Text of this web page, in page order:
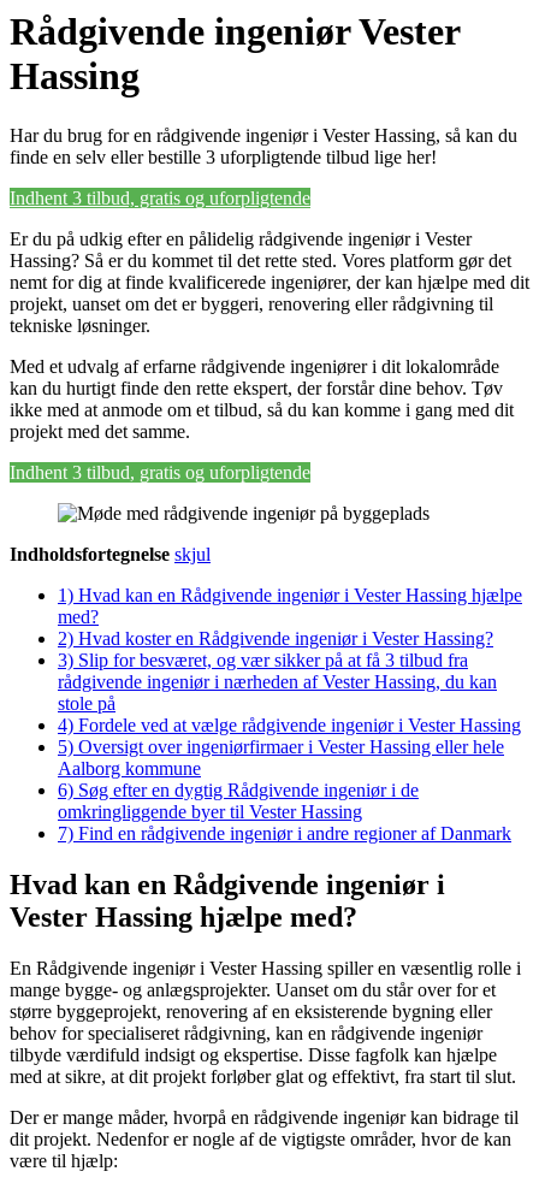
Rådgivende ingeniør Vester
Hassing
Har du brug for en rådgivende ingeniør i Vester Hassing, så kan du
finde en selv eller bestille 3 uforpligtende tilbud lige her!
Indhent 3 tilbud, gratis og uforpligtende
Er du på udkig efter en pålidelig rådgivende ingeniør i Vester
Hassing? Så er du kommet til det rette sted. Vores platform gør det
nemt for dig at finde kvalificerede ingeniører, der kan hjælpe med dit
projekt, uanset om det er byggeri, renovering eller rådgivning til
tekniske løsninger.
Med et udvalg af erfarne rådgivende ingeniører i dit lokalområde
kan du hurtigt finde den rette ekspert, der forstår dine behov. Tøv
ikke med at anmode om et tilbud, så du kan komme i gang med dit
projekt med det samme.
Indhent 3 tilbud, gratis og uforpligtende
Indholdsfortegnelse skjul
1) Hvad kan en Rådgivende ingeniør i Vester Hassing hjælpe
med?
2) Hvad koster en Rådgivende ingeniør i Vester Hassing?
3) Slip for besværet, og vær sikker på at få 3 tilbud fra
rådgivende ingeniør i nærheden af Vester Hassing, du kan
stole på
4) Fordele ved at vælge rådgivende ingeniør i Vester Hassing
5) Oversigt over ingeniørfirmaer i Vester Hassing eller hele
Aalborg kommune
6) Søg efter en dygtig Rådgivende ingeniør i de
omkringliggende byer til Vester Hassing
7) Find en rådgivende ingeniør i andre regioner af Danmark
Hvad kan en Rådgivende ingeniør i
Vester Hassing hjælpe med?
En Rådgivende ingeniør i Vester Hassing spiller en væsentlig rolle i
mange bygge- og anlægsprojekter. Uanset om du står over for et
større byggeprojekt, renovering af en eksisterende bygning eller
behov for specialiseret rådgivning, kan en rådgivende ingeniør
tilbyde værdifuld indsigt og ekspertise. Disse fagfolk kan hjælpe
med at sikre, at dit projekt forløber glat og effektivt, fra start til slut.
Der er mange måder, hvorpå en rådgivende ingeniør kan bidrage til
dit projekt. Nedenfor er nogle af de vigtigste områder, hvor de kan
være til hjælp: